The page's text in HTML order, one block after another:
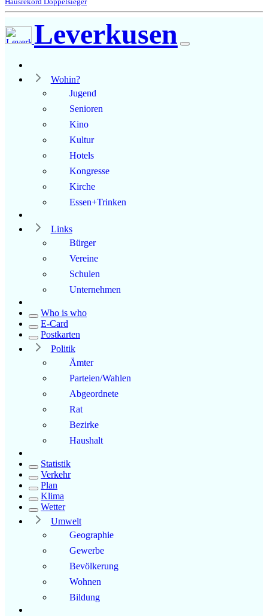
Leverkusen
Wohin?
Jugend
Senioren
Kino
Kultur
Hotels
Kongresse
Kirche
Essen+Trinken
Links
Bürger
Vereine
Schulen
Unternehmen
Who is who
E-Card
Postkarten
Politik
Ämter
Parteien/Wahlen
Abgeordnete
Rat
Bezirke
Haushalt
Statistik
Verkehr
Plan
Klima
Wetter
Umwelt
Geographie
Gewerbe
Bevölkerung
Wohnen
Bildung